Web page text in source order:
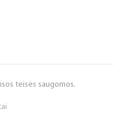
teisės saugomos.